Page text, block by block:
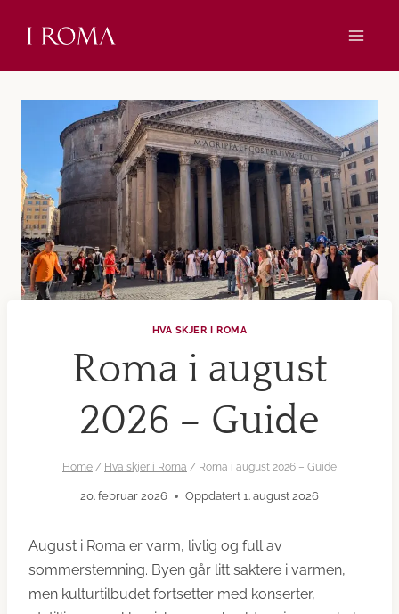
HVA SKJER I ROMA
Roma i august
2026 – Guide
Home / Hva skjer i Roma / Roma i august 2026 – Guide
20. februar 2026 Oppdatert 1. august 2026
August i Roma er varm, livlig og full av
sommerstemning. Byen går litt saktere i varmen,
men kulturtilbudet fortsetter med konserter,